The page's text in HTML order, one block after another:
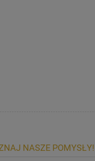
NASZE POMYSŁY!